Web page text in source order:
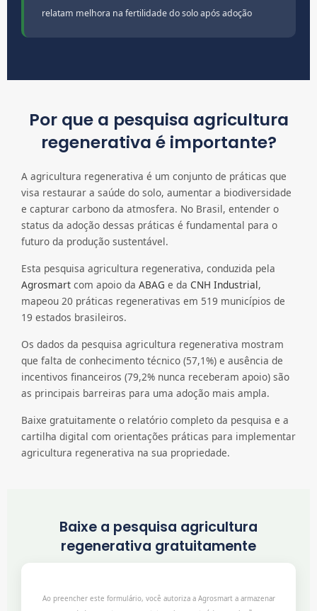
relatam melhora na fertilidade do solo após adoção
Por que a pesquisa agricultura
regenerativa é importante?
A agricultura regenerativa é um conjunto de práticas que
visa restaurar a saúde do solo, aumentar a biodiversidade
e capturar carbono da atmosfera. No Brasil, entender o
status da adoção dessas práticas é fundamental para o
futuro da produção sustentável.
Esta pesquisa agricultura regenerativa, conduzida pela
Agrosmart com apoio da ABAG e da CNH Industrial,
mapeou 20 práticas regenerativas em 519 municípios de
19 estados brasileiros.
Os dados da pesquisa agricultura regenerativa mostram
que falta de conhecimento técnico (57,1%) e ausência de
incentivos financeiros (79,2% nunca receberam apoio) são
as principais barreiras para uma adoção mais ampla.
Baixe gratuitamente o relatório completo da pesquisa e a
cartilha digital com orientações práticas para implementar
agricultura regenerativa na sua propriedade.
Baixe a pesquisa agricultura
regenerativa gratuitamente
Ao preencher este formulário, você autoriza a Agrosmart a armazenar